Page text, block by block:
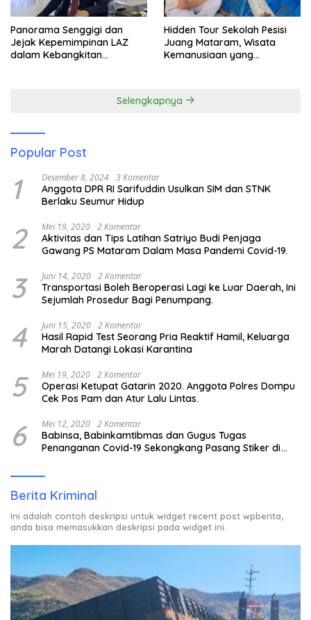
Panorama Senggigi dan
Jejak Kepemimpinan LAZ
dalam Kebangkitan
Hidden Tour Sekolah Pesisi
Juang Mataram, Wisata
Kemanusiaan yang
Selengkapnya
Popular Post
1 Desember 8, 2024 3 Komentar
Anggota DPR RI Sarifuddin Usulkan SIM dan STNK
Berlaku Seumur Hidup
2 Mei 19, 2020 2 Komentar
Aktivitas dan Tips Latihan Satriyo Budi Penjaga
Gawang PS Mataram Dalam Masa Pandemi Covid-19.
3 Juni 14, 2020 2 Komentar
Transportasi Boleh Beroperasi Lagi ke Luar Daerah, Ini
Sejumlah Prosedur Bagi Penumpang.
4 Juni 15, 2020 2 Komentar
Hasil Rapid Test Seorang Pria Reaktif Hamil, Keluarga
Marah Datangi Lokasi Karantina
5 Mei 19, 2020 2 Komentar
Operasi Ketupat Gatarin 2020. Anggota Polres Dompu
Cek Pos Pam dan Atur Lalu Lintas.
6 Mei 12, 2020 2 Komentar
Babinsa, Babinkamtibmas dan Gugus Tugas
Penanganan Covid-19 Sekongkang Pasang Stiker di
Berita Kriminal
Ini adalah contoh deskripsi untuk widget recent post wpberita,
anda bisa memasukkan deskripsi pada widget ini.